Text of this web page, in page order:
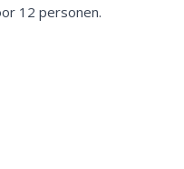
12 personen.